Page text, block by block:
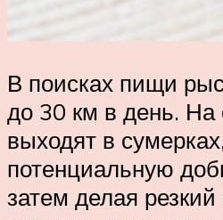
В поисках пищи
до 30 км в день. На
выходят в
потенциальную
затем делая